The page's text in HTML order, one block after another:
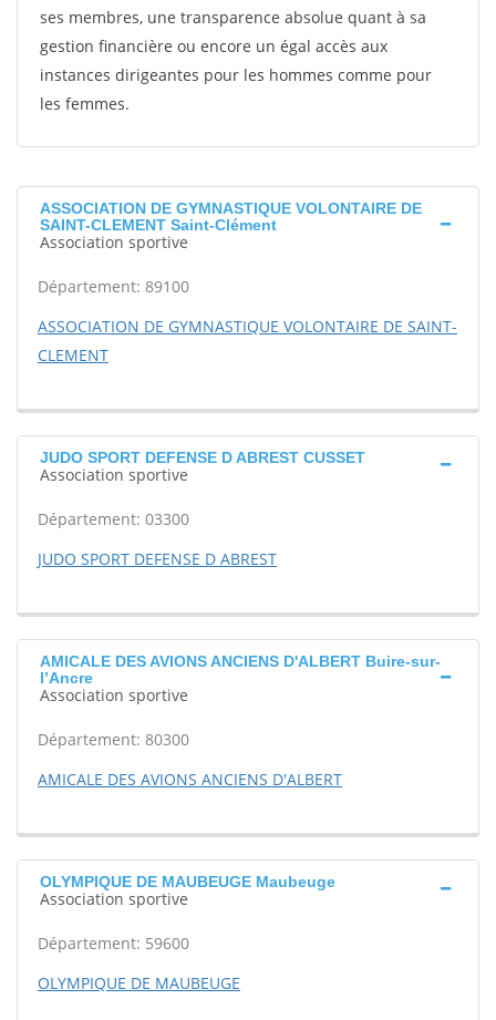
ses membres, une transparence absolue quant à sa
gestion financière ou encore un égal accès aux
instances dirigeantes pour les hommes comme pour
les femmes.
ASSOCIATION DE GYMNASTIQUE VOLONTAIRE DE
SAINT-CLEMENT Saint-Clément
Association sportive
Département: 89100
ASSOCIATION DE GYMNASTIQUE VOLONTAIRE DE SAINT-
CLEMENT
JUDO SPORT DEFENSE D ABREST CUSSET
Association sportive
Département: 03300
JUDO SPORT DEFENSE D ABREST
AMICALE DES AVIONS ANCIENS D'ALBERT Buire-sur-
l’Ancre
Association sportive
Département: 80300
AMICALE DES AVIONS ANCIENS D'ALBERT
OLYMPIQUE DE MAUBEUGE Maubeuge
Association sportive
Département: 59600
OLYMPIQUE DE MAUBEUGE